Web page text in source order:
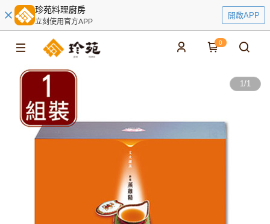
珍苑料理廚房
立刻使用官方APP
開啟APP
0
1/1